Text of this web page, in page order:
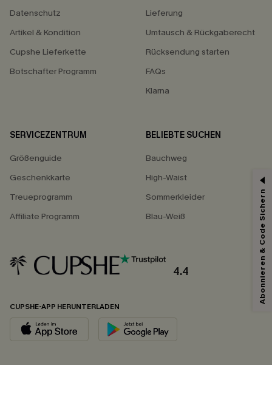
Datenschutz
Artikel & Kondition
Cupshe Lieferkette
Botschafter Programm
Lieferung
Umtausch & Rückgaberecht
Rücksendung starten
FAQs
Klarna
SERVICEZENTRUM
Größenguide
Geschenkkarte
Treueprogramm
Affiliate Programm
BELIEBTE SUCHEN
Bauchweg
High-Waist
Sommerkleider
Blau-Weiß
4.4
CUPSHE-APP HERUNTERLADEN
Abonnieren & Code Sichern